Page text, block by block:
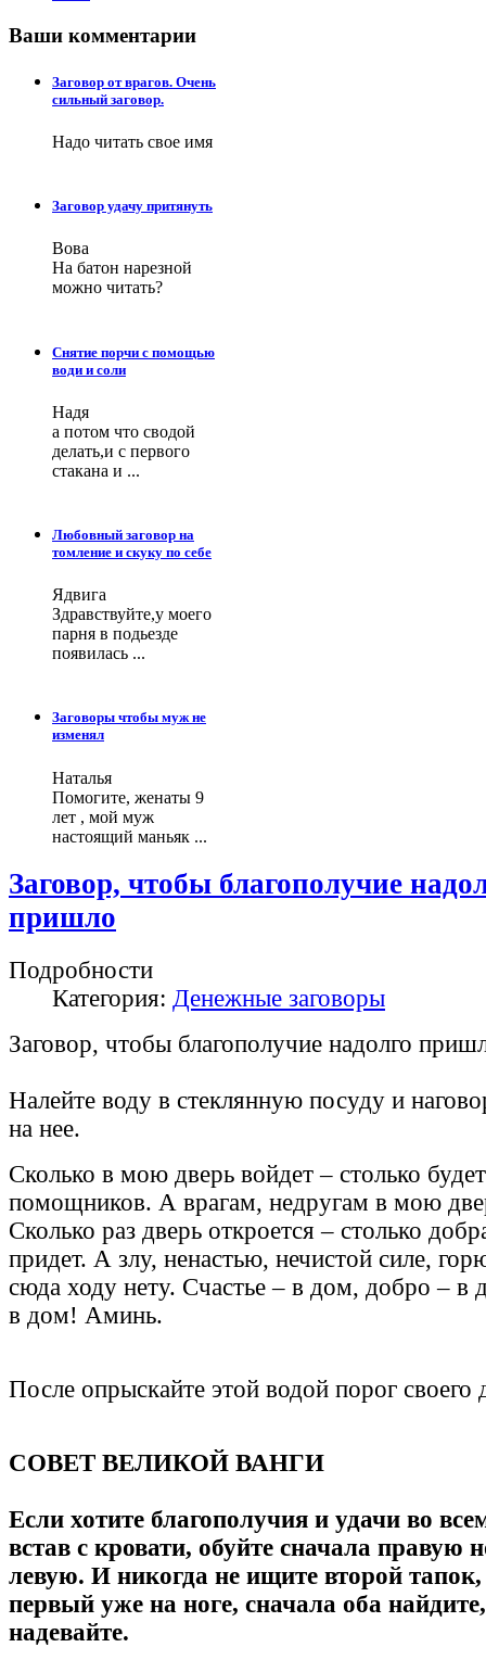
Ваши комментарии
Заговор от врагов. Очень
сильный заговор.
Надо читать свое имя
Заговор удачу притянуть
Вова
На батон нарезной
можно читать?
Снятие порчи с помощью
води и соли
Надя
а потом что сводой
делать,и с первого
стакана и ...
Любовный заговор на
томление и скуку по себе
Ядвига
Здравствуйте,у моего
парня в подьезде
появилась ...
Заговоры чтобы муж не
изменял
Наталья
Помогите, женаты 9
лет , мой муж
настоящий маньяк ...
Заговор, чтобы благополучие
пришло
Подробности
Категория: Денежные заговоры
Заговор, чтобы благополучие надолго
Налейте воду в стеклянную посуду и
на нее.
Сколько в мою дверь войдет – столько будет
помощников. А врагам, недругам в мою
Сколько раз дверь откроется – столько
придет. А злу, ненастью, нечистой силе,
сюда ходу нету. Счастье – в дом, добро – в
в дом! Аминь.
После опрыскайте этой водой порог своего
СОВЕТ ВЕЛИКОЙ ВАНГИ
Если хотите благополучия и удачи во
встав с кровати, обуйте сначала правую
левую. И никогда не ищите второй тапок,
первый уже на ноге, сначала оба
надевайте.